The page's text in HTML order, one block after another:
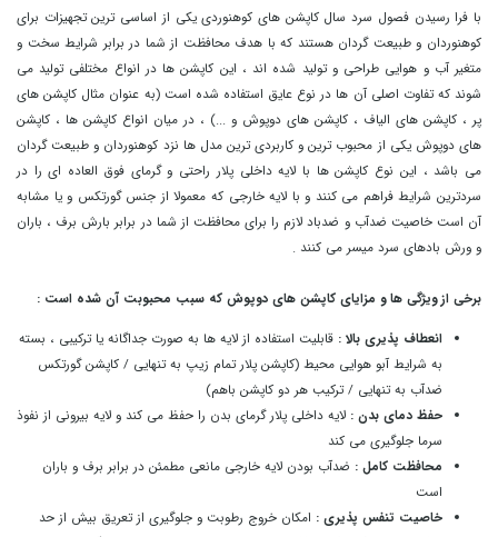
با فرا رسیدن فصول سرد سال کاپشن های کوهنوردی یکی از اساسی ترین تجهیزات برای
کوهنوردان و طبیعت گردان هستند که با هدف محافظت از شما در برابر شرایط سخت و
متغیر آب و هوایی طراحی و تولید شده اند ، این کاپشن ها در انواع مختلفی تولید می
شوند که تفاوت اصلی آن ها در نوع عایق استفاده شده است (به عنوان مثال کاپشن های
پر ، کاپشن های الیاف ، کاپشن های دوپوش و ...) ، در میان انواع کاپشن ها ، کاپشن
های دوپوش یکی از محبوب ترین و کاربردی ترین مدل ها نزد کوهنوردان و طبیعت گردان
می باشد ، این نوع کاپشن ها با لایه داخلی پلار راحتی و گرمای فوق العاده ای را در
سردترین شرایط فراهم می کنند و با لایه خارجی که معمولا از جنس گورتکس و یا مشابه
آن است خاصیت ضدآب و ضدباد لازم را برای محافظت از شما در برابر بارش برف ، باران
و ورش بادهای سرد میسر می کنند .
برخی از ویژگی ها و مزایای کاپشن های دوپوش که سبب محبوبت آن شده است :
انعطاف پذیری بالا : قابلیت استفاده از لایه ها به صورت جداگانه یا ترکیبی ، بسته
به شرایط آبو هوایی محیط (کاپشن پلار تمام زیپ به تنهایی / کاپشن گورتکس
ضدآب به تنهایی / ترکیب هر دو کاپشن باهم)
حفظ دمای بدن : لایه داخلی پلار گرمای بدن را حفظ می کند و لایه بیرونی از نفوذ
سرما جلوگیری می کند
محافظت کامل : ضدآب بودن لایه خارجی مانعی مطمئن در برابر برف و باران
است
خاصیت تنفس پذیری : امکان خروج رطوبت و جلوگیری از تعریق بیش از حد